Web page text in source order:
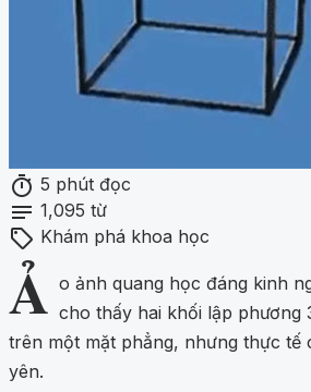
timer 5 phút đọc
notes 1,095 từ
sell Khám phá khoa học
Ả o ảnh quang học đáng kinh
cho thấy hai khối lập phương
trên một mặt phẳng, nhưng thực tế
yên.